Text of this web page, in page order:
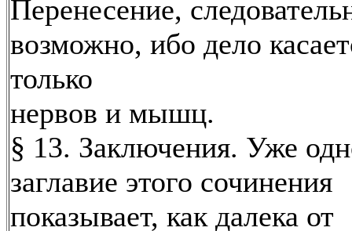
Перенесение,
возможно, ибо дело
только
нервов и мышц.
§ 13. Заключения. Уже
заглавие этого сочинения
показывает, как далека от